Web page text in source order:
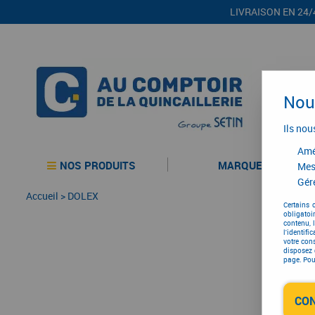
LIVRAISON EN 24/
NOS PRODUITS MARQUES
Accueil > DOLEX
Ils
Certains
contenu,
votre
disposez
page.